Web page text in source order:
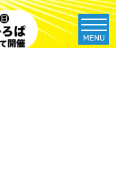
MENU